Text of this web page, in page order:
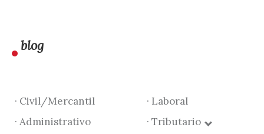
blog
· Civil/Mercantil
· Laboral
· Administrativo
· Tributario